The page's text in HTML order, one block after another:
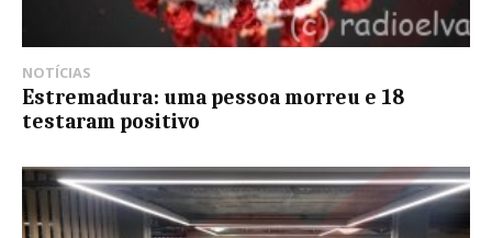
NOTÍCIAS
Estremadura: uma pessoa morreu e 18
testaram positivo